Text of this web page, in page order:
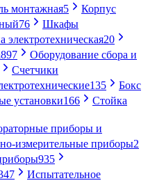
монтажная5
Корпус
76
Шкафы
электротехническая20
897
Оборудование сбора и
Счетчики
135
Бокс
установки166
Стойка
приборы и
измерительные приборы2
935
Испытательное